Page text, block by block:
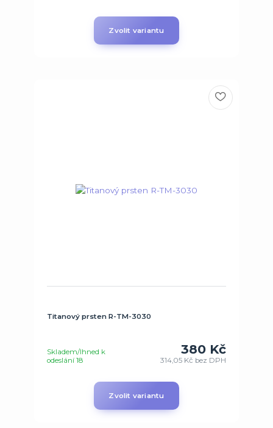
Zvolit variantu
Titanový prsten R-TM-3030
380 Kč
314,05 Kč bez DPH
Skladem/Ihned k
odeslání 18
Zvolit variantu